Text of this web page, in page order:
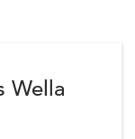
Wella